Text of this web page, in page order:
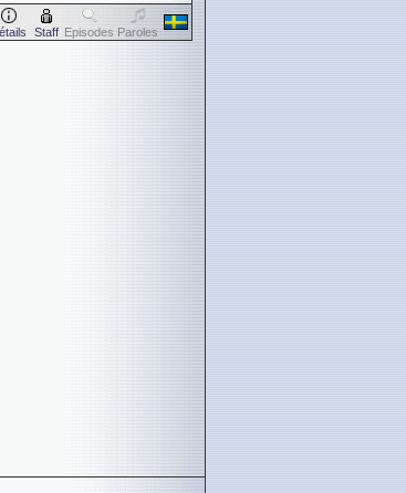
Staff Episodes Paroles